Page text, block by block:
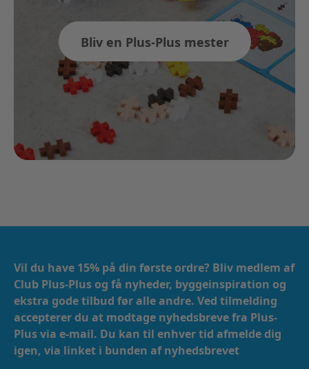
Bliv en Plus-Plus mester
Vil du have 15% på din første ordre? Bliv medlem af
Club Plus-Plus og få nyheder, byggeinspiration og
ekstra gode tilbud før alle andre. Ved tilmelding
accepterer du at modtage nyhedsbreve fra Plus-
Plus via e-mail. ​​ Du kan til enhver tid afmelde dig
igen, via linket i bunden af nyhedsbrevet